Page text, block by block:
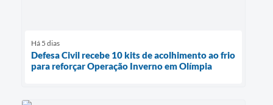
Há 5 dias
Defesa Civil recebe 10 kits de acolhimento ao frio
para reforçar Operação Inverno em Olímpia